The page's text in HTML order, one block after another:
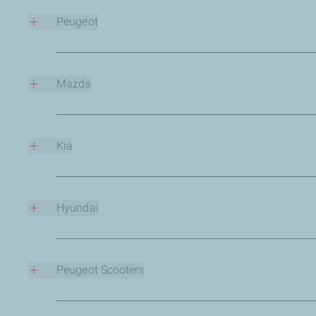
Peugeot
Les chercheurs de TotalEnergies Lubrifiants et Peugeot
Mazda
TotalEnergies est le partenaire de Mazdadepuis plus de
Kia
Avec des accords signésdans de nombreux pays, les
Hyundai
TotalEnergies et Hyundairelèvent ensemble le challenge
Peugeot Scooters
TotalEnergies et Peugeot Scooters, filiale du Groupe